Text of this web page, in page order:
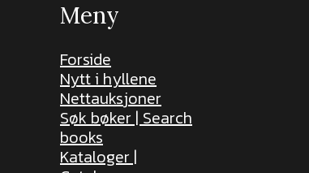
Meny
Forside
Nytt i hyllene
Nettauksjoner
Søk bøker | Search
books
Kataloger |